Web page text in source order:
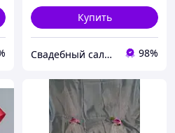
Купить
Свадебный салон "ПРИНЦЕССА" 98%